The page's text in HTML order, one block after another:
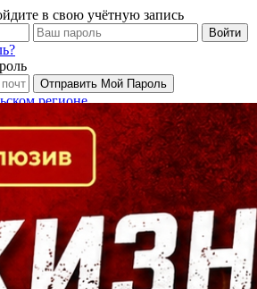
в свою учётную запись
регионе